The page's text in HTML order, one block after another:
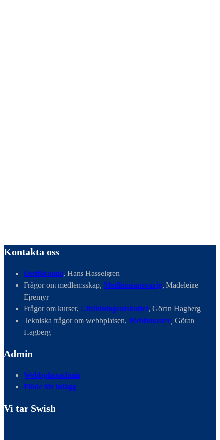
Kontakta oss
Ordförande, Hans Hasselgren
Frågor om medlemsskap, Medlemsansvarig, Madeleine
Ejremyr
Frågor om kurser, Utbildningsutskottet, Göran Hagberg
Tekniska frågor om webbplatsen, Webbmaster Göran
Hagberg
Admin
Webbplatsadmin
Flöde för inlägg
Vi tar Swish